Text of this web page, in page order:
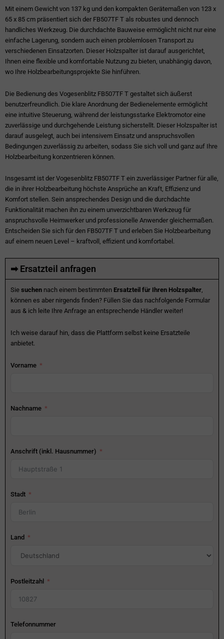
Mit einem Gewicht von 137 kg und den kompakten Gerätemaßen von 123 x
65 x 85 cm präsentiert sich der FB507TF T als robustes und dennoch
handliches Werkzeug. Die durchdachte Bauweise ermöglicht nicht nur eine
einfache Lagerung, sondern auch einen problemlosen Transport zu
verschiedenen Einsatzorten. Dieser Holzspalter ist darauf ausgerichtet,
Ihnen eine flexible und komfortable Nutzung zu bieten, unabhängig davon,
wo Ihre Holzbearbeitungsprojekte Sie hinführen.
Die Bedienung des Vogesenblitz FB507TF T gestaltet sich äußerst
benutzerfreundlich. Die klare Anordnung der Bedienelemente ermöglicht
eine intuitive Steuerung, während der leistungsstarke Elektromotor eine
zuverlässige und durchgehende Leistung sicherstellt. Dieser Holzspalter ist
darauf ausgelegt, auch bei intensivem Einsatz und anspruchsvollen
Bedingungen zuverlässig zu arbeiten, sodass Sie sich voll und ganz auf Ihre
Holzbearbeitung konzentrieren können.
Insgesamt ist der Vogesenblitz FB507TF T ein zuverlässiger Partner für alle,
die in ihrer Holzbearbeitung höchste Ansprüche an Kraft, Effizienz und
Komfort stellen. Sein ansprechendes Design und die durchdachte
Funktionalität machen ihn zu einem unverzichtbaren Werkzeug für
anspruchsvolle Heimwerker und professionelle Anwender gleichermaßen.
Entscheiden Sie sich für den FB507TF T und erleben Sie Holzbearbeitung
auf einem neuen Level – kraftvoll, effizient und komfortabel.
➡ Ersatzteil anfragen
Sie suchen nach einem bestimmten Ersatzteil für Ihren Holzspalter,
können es aber nirgends finden? Füllen Sie das nachfolgende Formular
aus & ich leite Ihre Anfrage an entsprechende Händler weiter!
Ich weise darauf hin, dass die Plattform selbst keine Ersatzteile
anbietet.
Vorname
Nachname
Anschrift (inkl. Hausnummer)
Stadt
Land
Postleitzahl
Telefonnummer